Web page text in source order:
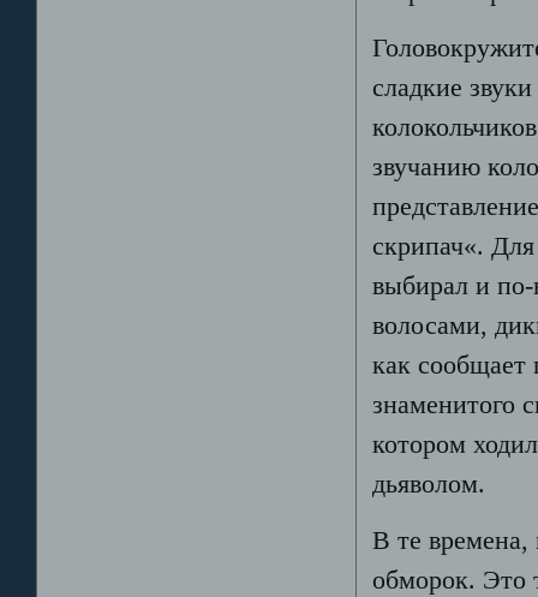
сладкие
звучанию
скрипач«.
выбирал и
волосами,
как сообщает
знаменитого
котором
дьяволом.
В те
обморок. Это